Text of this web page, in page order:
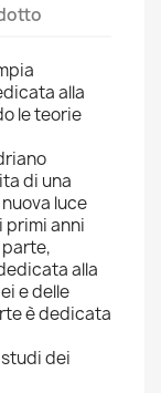
alla
le teorie
di una
luce
primi anni
alla
e delle
è dedicata
dei